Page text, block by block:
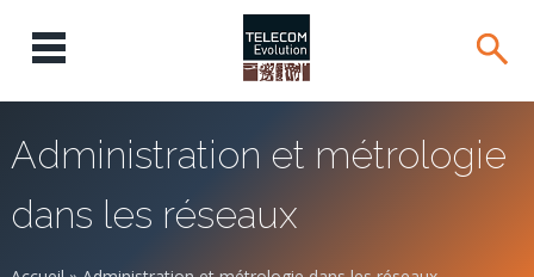
Administration et métrologie
dans les réseaux